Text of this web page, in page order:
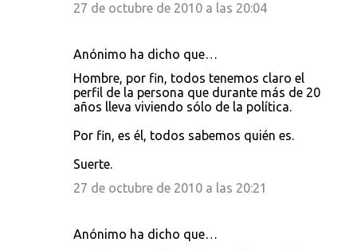
27 de octubre de 2010 a las 20:04
Anónimo ha dicho que…
Hombre, por fin, todos tenemos claro el
perfil de la persona que durante más de 20
años lleva viviendo sólo de la política.
Por fin, es él, todos sabemos quién es.
Suerte.
27 de octubre de 2010 a las 20:21
Anónimo ha dicho que…